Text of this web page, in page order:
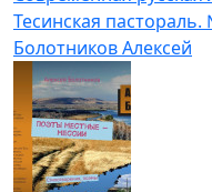
Тесинская
Болотников Алексей